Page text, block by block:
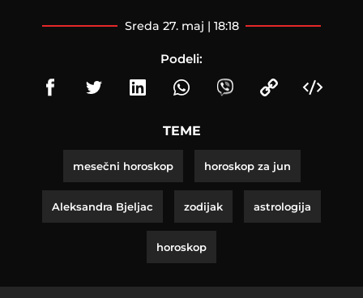
sreda 27. maj | 18:18
Podeli:
TEME
mesečni horoskop horoskop za jun
Aleksandra Bjeljac zodijak astrologija
horoskop